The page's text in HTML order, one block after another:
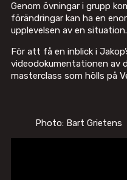
Genom övningar i grupp
förändringar kan ha en
upplevelsen av en situation.
För att få en inblick i
videodokumentationen av
masterclass som hölls på
Photo: Bart Grietens